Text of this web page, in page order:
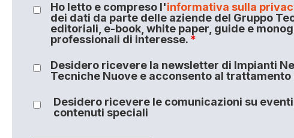
Ho letto e compreso l'informativa sulla
dei dati da parte delle aziende del Gruppo
editoriali, e-book, white paper, guide e
professionali di interesse. *
Desidero ricevere la newsletter di Impianti
Tecniche Nuove e acconsento al
Desidero ricevere le comunicazioni su
contenuti speciali